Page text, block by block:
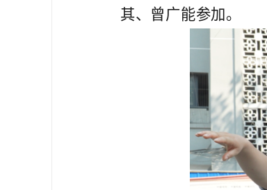
其、曾广能参加。